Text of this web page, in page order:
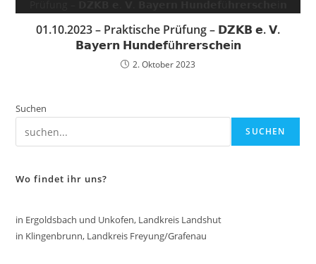
01.10.2023 – Praktische Prüfung – 𝗗𝗭𝗞𝗕 𝗲. 𝗩.
𝗕𝗮𝘆𝗲𝗿𝗻 𝗛𝘂𝗻𝗱𝗲𝗳ü𝗵𝗿𝗲𝗿𝘀𝗰𝗵𝗲i𝗻
2. Oktober 2023
Suchen
SUCHEN
Wo findet ihr uns?
in Ergoldsbach und Unkofen, Landkreis Landshut
in Klingenbrunn, Landkreis Freyung/Grafenau